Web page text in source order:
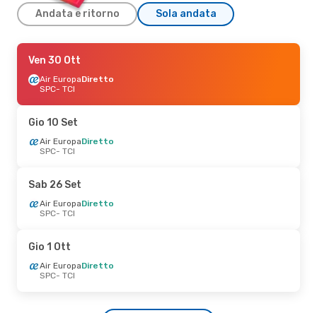
Andata e ritorno Sola andata
Dom 20 Set
Air EuropaDiretto
SPC- TCI
TCI- SPC
Ven 30 Ott
Air EuropaDiretto
SPC- TCI
Gio 10 Set
Air EuropaDiretto
SPC- TCI
Sab 26 Set
Air EuropaDiretto
SPC- TCI
Gio 1 Ott
Air EuropaDiretto
SPC- TCI